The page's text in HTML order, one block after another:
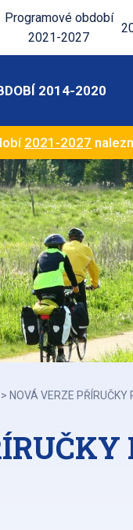
Programové období
2021-2027
2014-2020
2021-2027
> NOVÁ VERZE PŘÍRUČKY